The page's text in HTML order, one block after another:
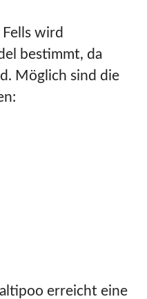
wird
bestimmt, da
Möglich sind die
erreicht eine